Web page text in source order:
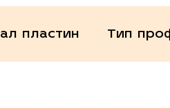
пластин Тип